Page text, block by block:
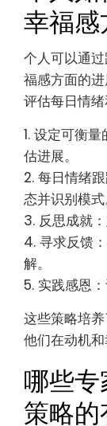
幸福感
个人可以通
福感方面的进
评估每日情绪
1. 设定可衡
估进展。
2. 每日情绪
态并识别模式
3. 反思成就
4. 寻求反馈
解。
5. 实践感恩
这些策略培
他们在动机和
哪些
策略的